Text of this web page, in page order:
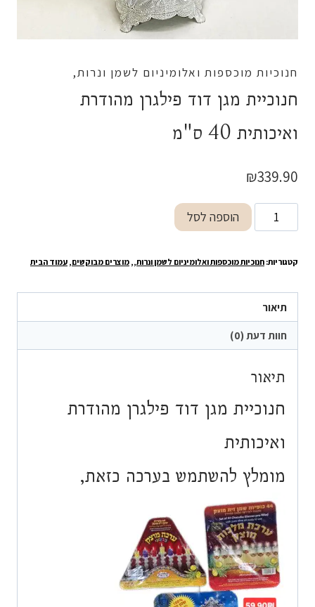
חנוכיות מוכספות ואלומיניום לשמן ונרות,
חנוכיית מגן דוד פילגרן מהודרת
ואיכותית 40 ס"מ
₪339.90
כמות
של
מגן
פילגרן
מהודרת
ואיכותית
ס"מ
הוספה לסל
קטגוריות: חנוכיות מוכספות ואלומיניום לשמן ונרות,, מוצרים מבוקשים, עמוד הבית
תיאור
חוות דעת (0)
תיאור
חנוכיית מגן דוד פילגרן מהודרת
ואיכותית
מומלץ להשתמש בערכה כזאת,